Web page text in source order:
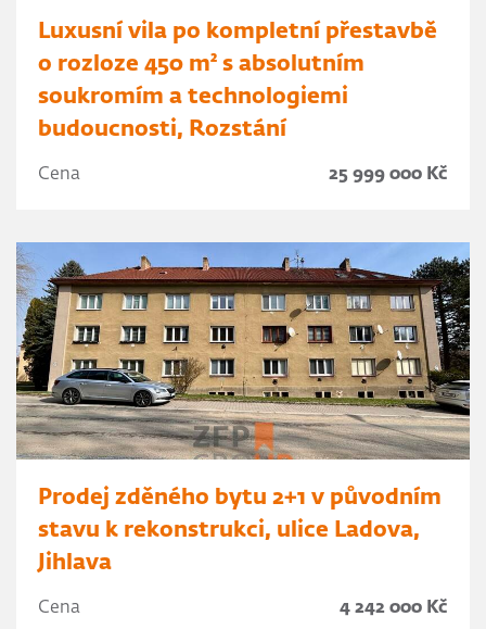
Luxusní vila po kompletní přestavbě
o rozloze 450 m² s absolutním
soukromím a technologiemi
budoucnosti, Rozstání
Cena 25 999 000 Kč
Prodej zděného bytu 2+1 v původním
stavu k rekonstrukci, ulice Ladova,
Jihlava
Cena 4 242 000 Kč